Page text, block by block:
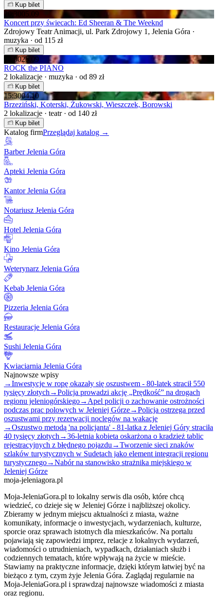
Kup bilet
20:3005.09
Koncert przy świecach: Ed Sheeran & The Weeknd
Zdrojowy Teatr Animacji, ul. Park Zdrojowy 1, Jelenia Góra ·
muzyka · od 115 zł
Kup bilet
19:0025.09
ROCK the PIANO
2 lokalizacje · muzyka · od 89 zł
Kup bilet
15:3004.10
Brzeziński, Koterski, Żukowski, Wieszczek, Borowski
2 lokalizacje · teatr · od 140 zł
Kup bilet
Katalog firmPrzeglądaj katalog →
Barber Jelenia Góra
Apteki Jelenia Góra
Kantor Jelenia Góra
Notariusz Jelenia Góra
Hotel Jelenia Góra
Kino Jelenia Góra
Weterynarz Jelenia Góra
Kebab Jelenia Góra
Pizzeria Jelenia Góra
Restauracje Jelenia Góra
Sushi Jelenia Góra
Kwiaciarnia Jelenia Góra
Najnowsze wpisy
→Inwestycje w ropę okazały się oszustwem - 80-latek stracił 550
tysięcy złotych →Policja prowadzi akcję „Prędkość” na drogach
regionu jeleniogórskiego→ Apel policji o zachowanie ostrożności
podczas prac polowych w Jeleniej Górze→Policja ostrzega przed
oszustwami przy rezerwacji noclegów na wakacje
→Oszustwo metodą 'na policjanta' - 81-latka z Jeleniej Góry straciła
40 tysięcy złotych →36-letnia kobieta oskarżona o kradzież tablic
rejestracyjnych z błędnego pojazdu →Tworzenie sieci znaków
szlaków turystycznych w Sudetach jako element integracji regionu
turystycznego→Nabór na stanowisko strażnika miejskiego w
Jeleniej Górze
moja-jeleniagora.pl
Moja-JeleniaGora.pl to lokalny serwis dla osób, które chcą
wiedzieć, co dzieje się w Jeleniej Górze i najbliższej okolicy.
Zbieramy w jednym miejscu aktualności z miasta, ważne
komunikaty, informacje o inwestycjach, wydarzeniach, kulturze,
sporcie oraz sprawach istotnych dla mieszkańców. Na portalu
pojawiają się zapowiedzi imprez, relacje z lokalnych wydarzeń,
wiadomości o utrudnieniach, wypadkach, działaniach służb i
codziennych tematach, które wpływają na życie w mieście.
Stawiamy na praktyczne informacje, dzięki którym łatwiej być na
bieżąco z tym, czym żyje Jelenia Góra. Zaglądaj regularnie na
Moja-JeleniaGora.pl i sprawdzaj najnowsze wiadomości z miasta
oraz regionu.